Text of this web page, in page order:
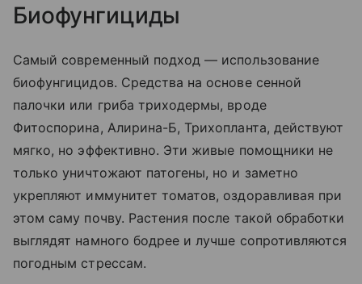
Биофунгициды
Самый современный подход — использование
биофунгицидов. Средства на основе сенной
палочки или гриба триходермы, вроде
Фитоспорина, Алирина-Б, Трихопланта, действуют
мягко, но эффективно. Эти живые помощники не
только уничтожают патогены, но и заметно
укрепляют иммунитет томатов, оздоравливая при
этом саму почву. Растения после такой обработки
выглядят намного бодрее и лучше сопротивляются
погодным стрессам.